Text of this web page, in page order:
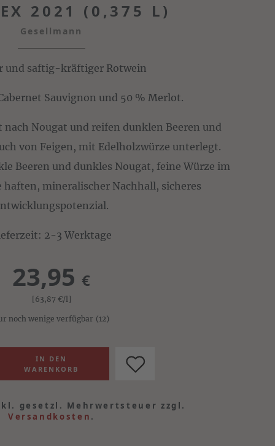
2021 (0,375 L)
Gesellmann
und saftig-kräftiger Rotwein
Sauvignon und 50 % Merlot.
Nougat und reifen dunklen Beeren und
von Feigen, mit Edelholzwürze unterlegt.
Beeren und dunkles Nougat, feine Würze im
haften, mineralischer Nachhall, sicheres
2-3 Werktage
23,95 €
[63,87 €/l]
noch wenige verfügbar (12)
gesetzl. Mehrwertsteuer zzgl.
Versandkosten .